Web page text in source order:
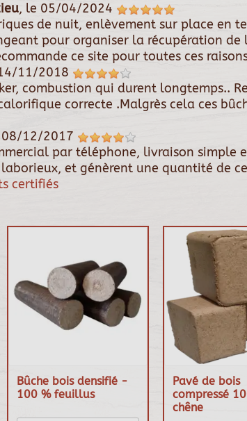
, le 05/04/2024
de nuit, enlèvement sur place en
pour organiser la récupération
ce site pour toutes ces
11/2018
combustion qui durent longtemps..
correcte .Malgrès cela ces
08/12/2017
par téléphone, livraison
et génèrent une quantité de
certifiés
Bûche bois densifié -
100 % feuillus
Pavé de bois
compressé
chêne